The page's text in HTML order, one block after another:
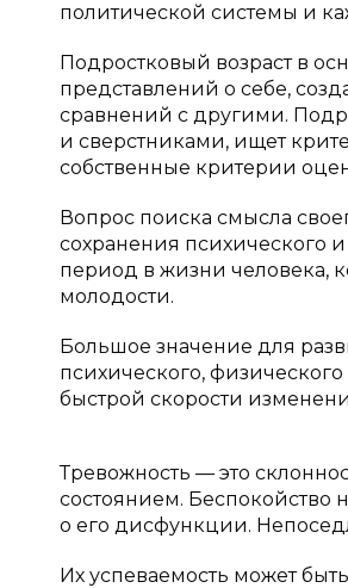
политической системы и
Подростковый возраст в
представлений о себе,
сравнений с другими.
и сверстниками, ищет
собственные критерии
Вопрос поиска смысла
сохранения психического
период в жизни человека,
молодости.
Большое значение для
психического,
быстрой скорости
Тревожность — это
состоянием. Беспокойство
о его дисфункции.
Их успеваемость может